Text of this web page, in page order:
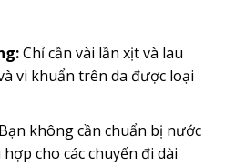
Chỉ cần vài lần xịt và lau
vi khuẩn trên da được loại
không cần chuẩn bị nước
cho các chuyến đi dài